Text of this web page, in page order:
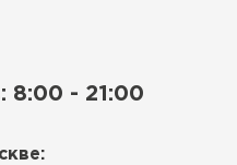
8:00 - 21:00